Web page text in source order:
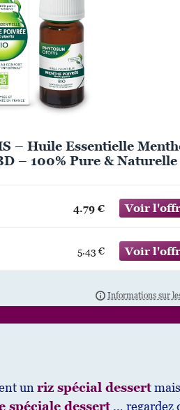
– Huile Essentielle
– 100% Pure & Naturelle
4.79 €
5.43 €
un riz spécial dessert
spéciale dessert… regardez